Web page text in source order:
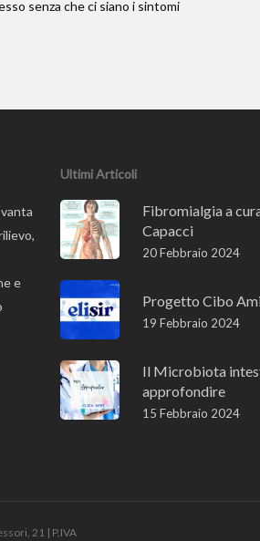
senza che ci siano i sintomi
e
Ultimi Articoli
Fibromialgia a
Capacci
20 Febbraio 2024
Progetto Cibo
19 Febbraio 2024
Il Microbiota
approfondire
15 Febbraio 2024
21 | P.IVA